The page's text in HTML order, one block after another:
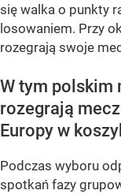
się walka o punkty
losowaniem. Przy
rozegrają swoje
W tym polskim
rozegrają
Europy w
Podczas wyboru
spotkań fazy